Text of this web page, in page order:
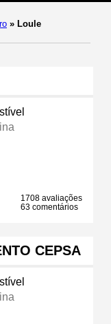
» Loule
1708 avaliações
63 comentários
CEPSA